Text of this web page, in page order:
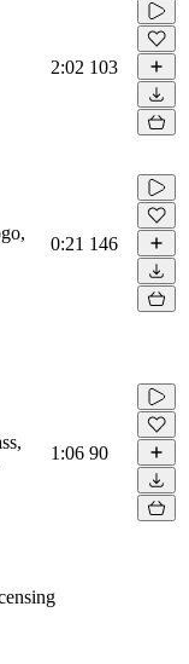
2:02 103
0:21 146
1:06 90